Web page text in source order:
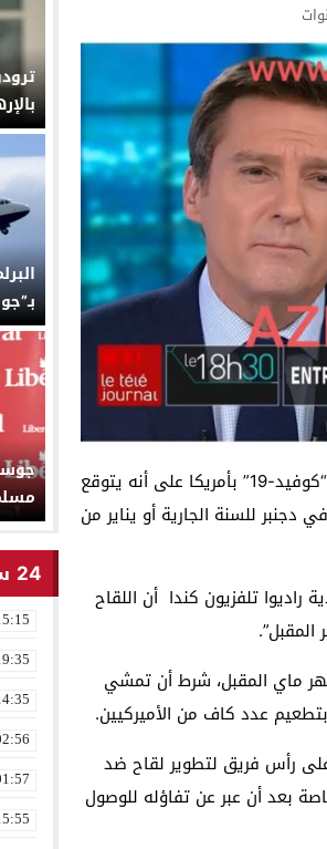
أكد منصف السلاوي العالم المغربي رئيس قسم تطوير لقاح ضد “كوفيد-19” بأمريكا على أنه يتوقع
دجنبر للسنة الجارية أو يناير من
تلفزيون كندا أن اللقاح
ماي المقبل، شرط أن تمشي
عدد كاف من الأميركيين.
على رأس فريق لتطوير لقاح ضد
بعد أن عبر عن تفاؤله للوصول
24 ساعة